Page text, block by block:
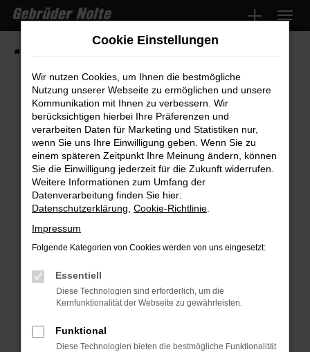
Zum
Hauptinhalt
springen
Fehler: Network Error
Beim Laden ist ein Fehler aufgetreten.
Hier sind ein paar Tipps, die dir helfen können:
Überprüfe deine Firewall und deine
Internetverbindung.
Manche Erweiterungen, wie Werbeblocker,
können das Laden bestimmter Seiten
verhindern. Funktioniert die Seite in einem
anderen Browser oder in einem privaten
Fenster?
Cookie Einstellungen
Wir nutzen Cookies, um Ihnen die bestmögliche
Nutzung unserer Webseite zu ermöglichen und unsere
Kommunikation mit Ihnen zu verbessern. Wir
berücksichtigen hierbei Ihre Präferenzen und
verarbeiten Daten für Marketing und Statistiken nur,
wenn Sie uns Ihre Einwilligung geben. Wenn Sie zu
einem späteren Zeitpunkt Ihre Meinung ändern, können
Sie die Einwilligung jederzeit für die Zukunft widerrufen.
Weitere Informationen zum Umfang der
Datenverarbeitung finden Sie hier:
Datenschutzerklärung Cookie-Richtlinie
Impressum
Folgende Kategorien von Cookies werden von uns eingesetzt:
Essentiell
Diese Technologien sind erforderlich, um die
Kernfunktionalität der Webseite zu gewährleisten.
Funktional
Diese Technologien bieten die bestmögliche Funktionalität